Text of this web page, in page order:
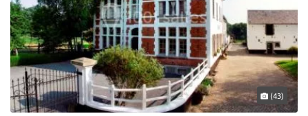
(43)